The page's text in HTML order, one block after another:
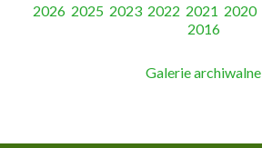
2026 2025 2023 2022 2021 2020
2016
Galerie archiwalne